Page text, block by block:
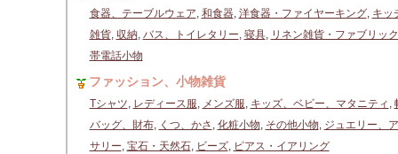
食器、テーブルウェア, 和食器, 洋食器・ファイヤーキング, キッ
雑貨, 収納, バス、トイレタリー, 寝具, リネン雑貨・ファブリック
帯電話小物
ファッション、小物雑貨
Tシャツ, レディース服, メンズ服, キッズ、ベビー、マタニティ ,
バッグ、財布, くつ、かさ , 化粧小物, その他小物, ジュエリー、
サリー, 宝石・天然石, ビーズ, ピアス・イアリング